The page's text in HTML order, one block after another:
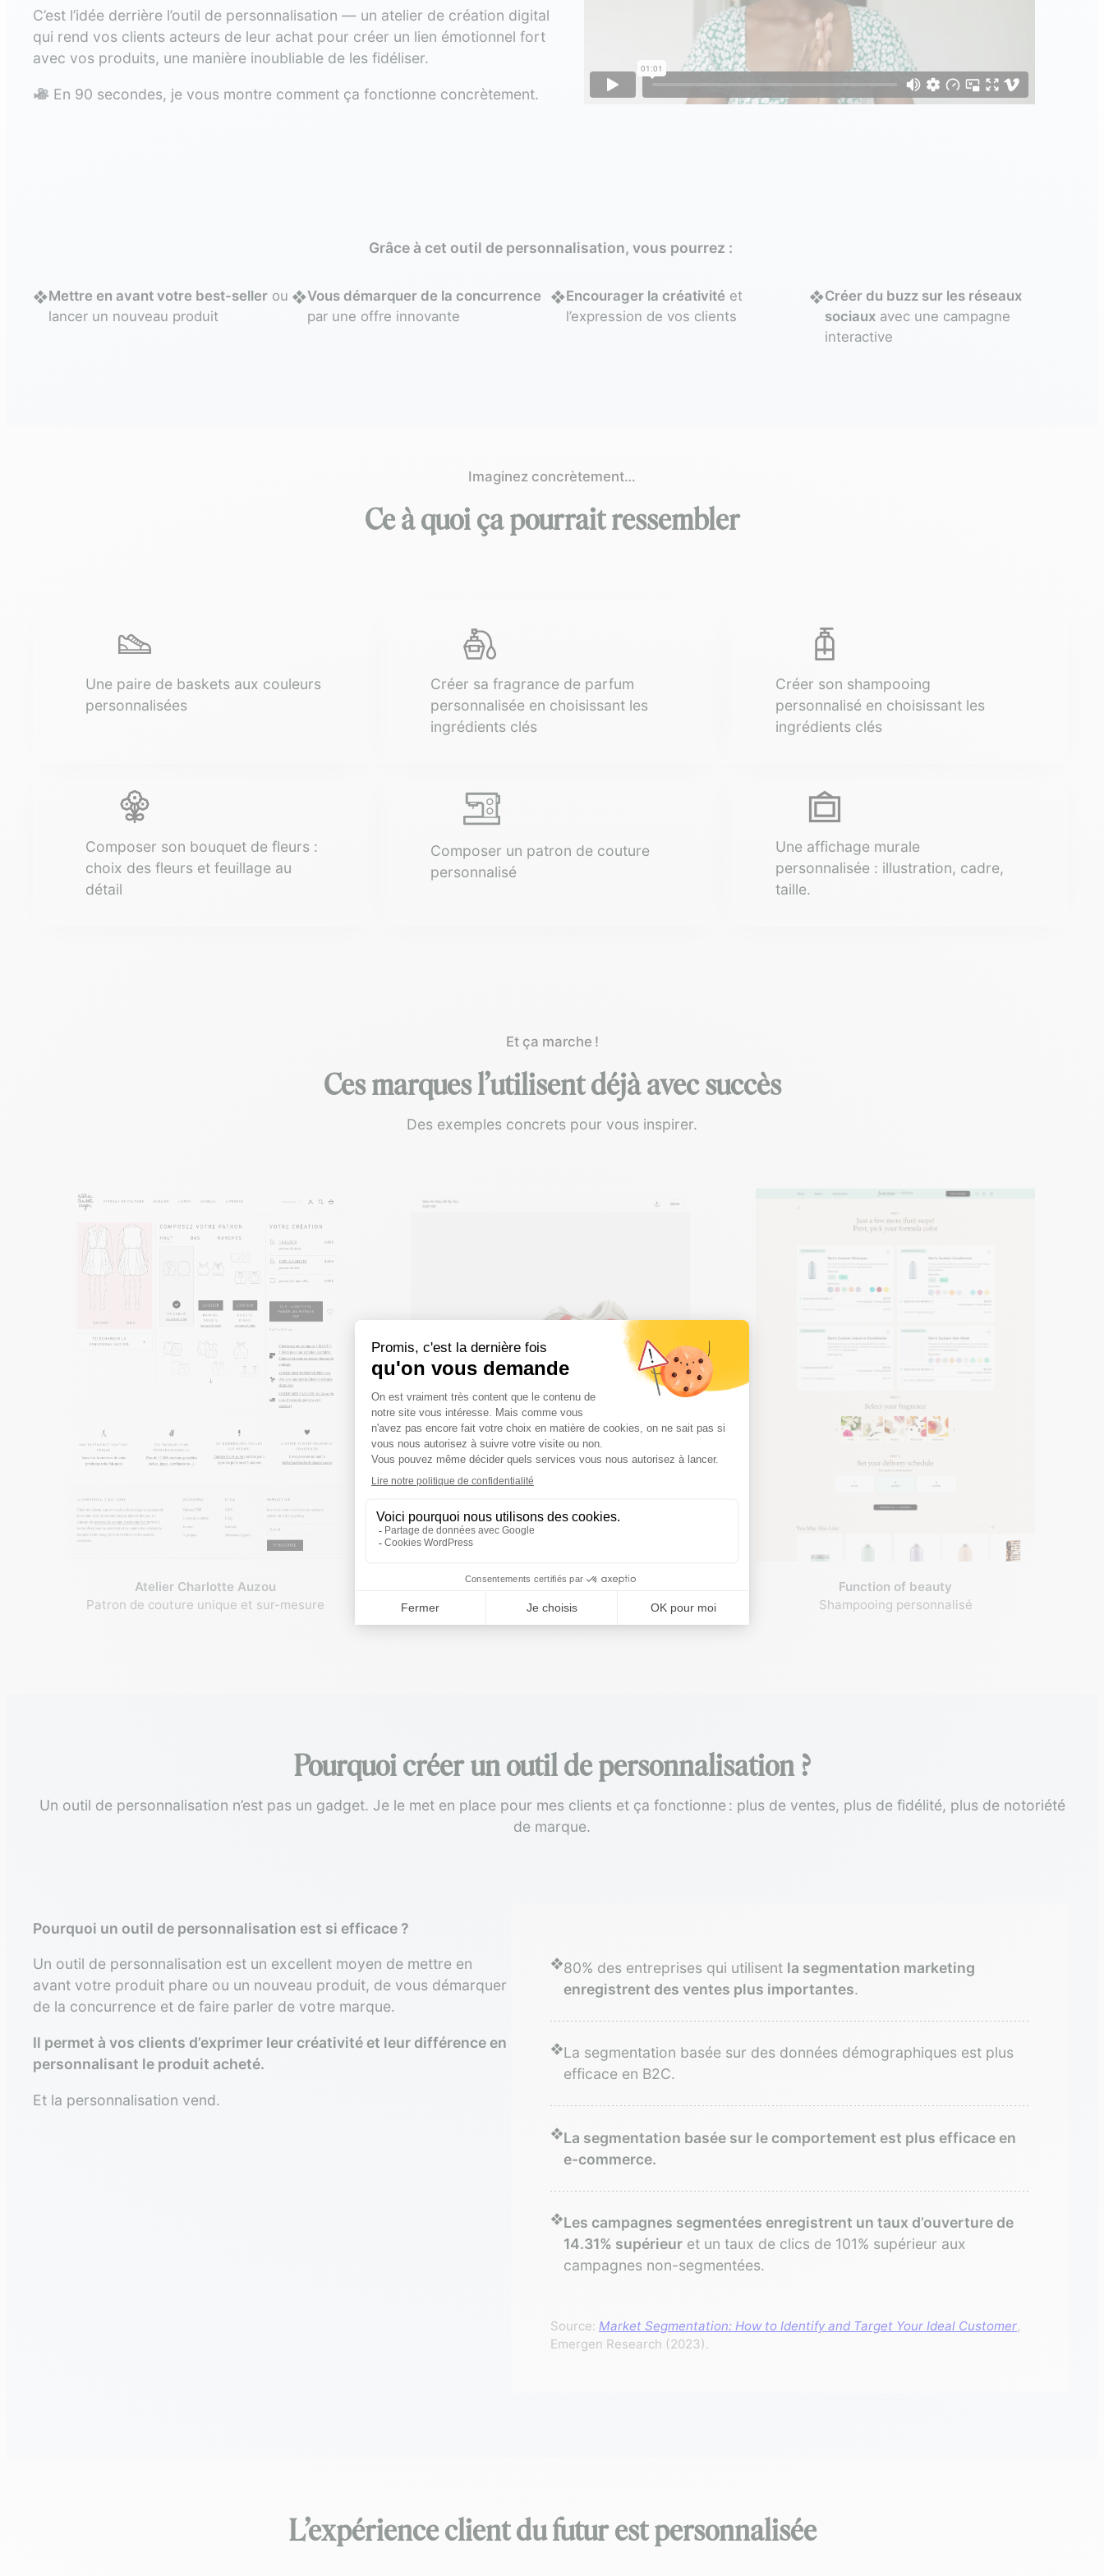
C’est l’idée derrière l’outil de personnalisation — un atelier de création digital
qui rend vos clients acteurs de leur achat pour créer un lien émotionnel fort
avec vos produits, une manière inoubliable de les fidéliser.
En 90 secondes, je vous montre comment ça fonctionne concrètement.
Grâce à cet outil de personnalisation, vous pourrez :
❖Mettre en avant votre best-seller ou
lancer un nouveau produit
❖Vous démarquer de la concurrence
par une offre innovante
❖Encourager la créativité et
l’expression de vos clients
❖Créer du buzz sur les réseaux
sociaux avec une campagne
interactive
Imaginez concrètement…
Ce à quoi ça pourrait ressembler
Une paire de baskets aux couleurs
personnalisées
Créer sa fragrance de parfum
personnalisée en choisissant les
ingrédients clés
Créer son shampooing
personnalisé en choisissant les
ingrédients clés
Composer son bouquet de fleurs :
choix des fleurs et feuillage au
détail
Composer un patron de couture
personnalisé
Une affichage murale
personnalisée : illustration, cadre,
taille.
Et ça marche !
Ces marques l’utilisent déjà avec succès
Des exemples concrets pour vous inspirer.
Atelier Charlotte Auzou
Patron de couture unique et sur-mesure
Nike
Function of beauty
Shampooing personnalisé
Pourquoi créer un outil de personnalisation ?
Un outil de personnalisation n’est pas un gadget. Je le met en place pour mes clients et ça fonctionne : plus de ventes, plus de fidélité, plus de notoriété
de marque.
Pourquoi un outil de personnalisation est si efficace ?
Un outil de personnalisation est un excellent moyen de mettre en
avant votre produit phare ou un nouveau produit, de vous démarquer
de la concurrence et de faire parler de votre marque.
Il permet à vos clients d’exprimer leur créativité et leur différence en
personnalisant le produit acheté.
Et la personnalisation vend.
❖80% des entreprises qui utilisent la segmentation marketing
enregistrent des ventes plus importantes.
❖La segmentation basée sur des données démographiques est plus
efficace en B2C.
❖La segmentation basée sur le comportement est plus efficace en
e-commerce.
❖Les campagnes segmentées enregistrent un taux d’ouverture de
14.31% supérieur et un taux de clics de 101% supérieur aux
campagnes non-segmentées.
Source: Market Segmentation: How to Identify and Target Your Ideal Customer,
Emergen Research (2023).
L’expérience client du futur est personnalisée